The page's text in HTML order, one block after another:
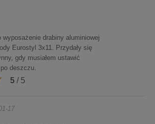
wyposażenie drabiny aluminiowej
Eurostyl 3x11. Przydały się
gdy musiałem ustawić
deszczu.
5 / 5
17